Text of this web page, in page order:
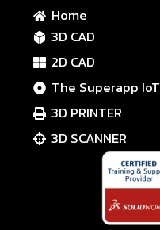
Home
3D CAD
2D CAD
The Superapp IoT
3D PRINTER
3D SCANNER